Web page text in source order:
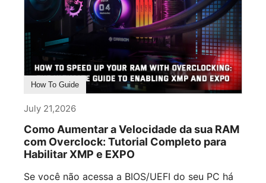
How To Guide
July 21,2026
Como Aumentar a Velocidade da sua RAM
com Overclock: Tutorial Completo para
Habilitar XMP e EXPO
Se você não acessa a BIOS/UEFI do seu PC há